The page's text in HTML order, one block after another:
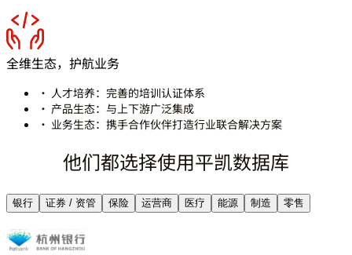
全维生态，护航业务
· 人才培养：完善的培训认证体系
· 产品生态：与上下游广泛集成
· 业务生态：携手合作伙伴打造行业联合解决方案
他们都选择使用平凯数据库
银行 证券 / 资管 保险 运营商 医疗 能源 制造 零售